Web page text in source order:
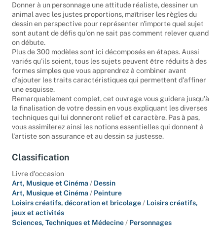
Donner à un personnage une attitude réaliste, dessiner un
animal avec les justes proportions, maîtriser les règles du
dessin en perspective pour représenter n'importe quel sujet
sont autant de défis qu'on ne sait pas comment relever quand
on débute.
Plus de 300 modèles sont ici décomposés en étapes. Aussi
variés qu'ils soient, tous les sujets peuvent être réduits à des
formes simples que vous apprendrez à combiner avant
d'ajouter les traits caractéristiques qui permettent d'affiner
une esquisse.
Remarquablement complet, cet ouvrage vous guidera jusqu'à
la finalisation de votre dessin en vous expliquant les diverses
techniques qui lui donneront relief et caractère. Pas à pas,
vous assimilerez ainsi les notions essentielles qui donnent à
l'artiste son assurance et au dessin sa justesse.
Classification
Livre d'occasion
Art, Musique et Cinéma / Dessin
Art, Musique et Cinéma / Peinture
Loisirs créatifs, décoration et bricolage / Loisirs créatifs,
jeux et activités
Sciences, Techniques et Médecine / Personnages